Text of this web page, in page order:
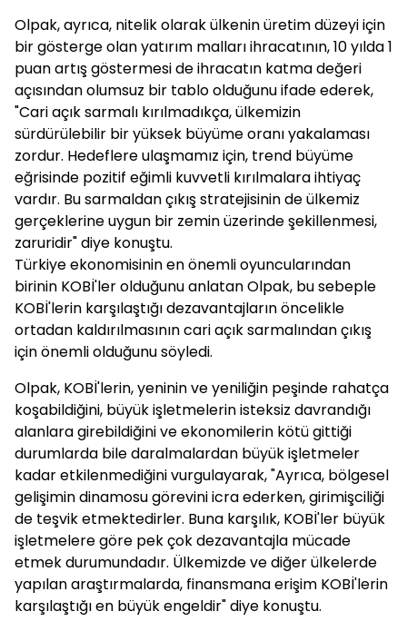
Olpak, ayrıca, nitelik olarak ülkenin üretim düzeyi için
bir gösterge olan yatırım malları ihracatının, 10 yılda 1
puan artış göstermesi de ihracatın katma değeri
açısından olumsuz bir tablo olduğunu ifade ederek,
"Cari açık sarmalı kırılmadıkça, ülkemizin
sürdürülebilir bir yüksek büyüme oranı yakalaması
zordur. Hedeflere ulaşmamız için, trend büyüme
eğrisinde pozitif eğimli kuvvetli kırılmalara ihtiyaç
vardır. Bu sarmaldan çıkış stratejisinin de ülkemiz
gerçeklerine uygun bir zemin üzerinde şekillenmesi,
zaruridir" diye konuştu.
Türkiye ekonomisinin en önemli oyuncularından
birinin KOBİ'ler olduğunu anlatan Olpak, bu sebeple
KOBİ'lerin karşılaştığı dezavantajların öncelikle
ortadan kaldırılmasının cari açık sarmalından çıkış
için önemli olduğunu söyledi.
Olpak, KOBİ'lerin, yeninin ve yeniliğin peşinde rahatça
koşabildiğini, büyük işletmelerin isteksiz davrandığı
alanlara girebildiğini ve ekonomilerin kötü gittiği
durumlarda bile daralmalardan büyük işletmeler
kadar etkilenmediğini vurgulayarak, "Ayrıca, bölgesel
gelişimin dinamosu görevini icra ederken, girimişciliği
de teşvik etmektedirler. Buna karşılık, KOBİ'ler büyük
işletmelere göre pek çok dezavantajla mücade
etmek durumundadır. Ülkemizde ve diğer ülkelerde
yapılan araştırmalarda, finansmana erişim KOBİ'lerin
karşılaştığı en büyük engeldir" diye konuştu.